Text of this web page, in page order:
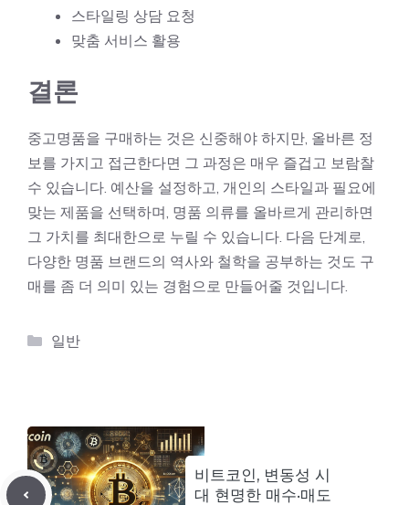
스타일링 상담 요청
맞춤 서비스 활용
결론
중고명품을 구매하는 것은 신중해야 하지만, 올바른 정
보를 가지고 접근한다면 그 과정은 매우 즐겁고 보람찰
수 있습니다. 예산을 설정하고, 개인의 스타일과 필요에
맞는 제품을 선택하며, 명품 의류를 올바르게 관리하면
그 가치를 최대한으로 누릴 수 있습니다. 다음 단계로,
다양한 명품 브랜드의 역사와 철학을 공부하는 것도 구
매를 좀 더 의미 있는 경험으로 만들어줄 것입니다.
카
일반
비트코인, 변동성 시
대 현명한 매수·매도